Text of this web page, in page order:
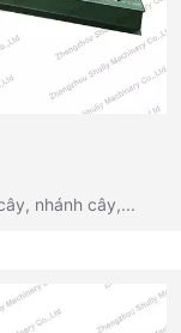
nhánh cây,...